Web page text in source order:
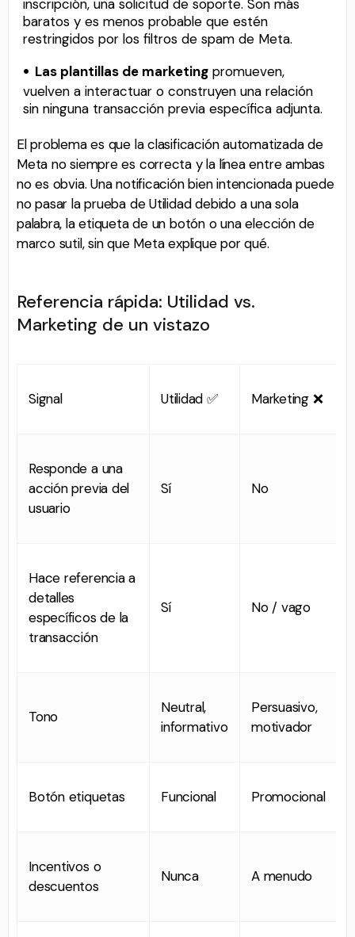
inscripción, una solicitud de soporte. Son más
baratos y es menos probable que estén
restringidos por los filtros de spam de Meta.
Las plantillas de marketing promueven,
vuelven a interactuar o construyen una relación
sin ninguna transacción previa específica adjunta.
El problema es que la clasificación automatizada de
Meta no siempre es correcta y la línea entre ambas
no es obvia. Una notificación bien intencionada puede
no pasar la prueba de Utilidad debido a una sola
palabra, la etiqueta de un botón o una elección de
marco sutil, sin que Meta explique por qué.
Referencia rápida: Utilidad vs.
Marketing de un vistazo
Signal Utilidad ✅ Marketing ❌
Responde a una
acción previa del
usuario
Sí No
Hace referencia a
detalles
específicos de la
transacción
Sí No / vago
Tono
Neutral,
informativo
Persuasivo,
motivador
Botón etiquetas Funcional Promocional
Incentivos o
descuentos
Nunca A menudo